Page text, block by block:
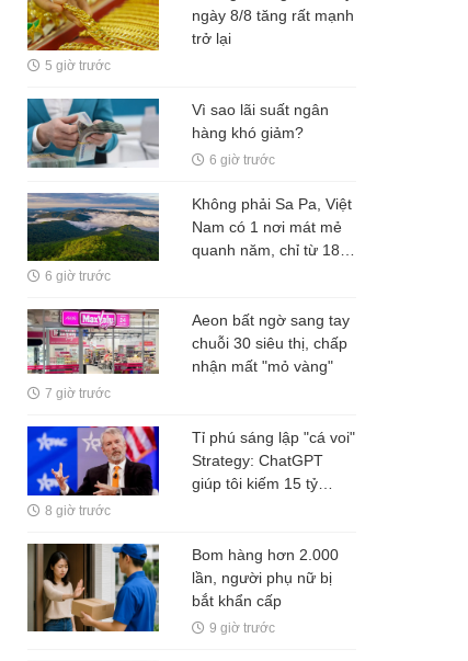
ngày 8/8 tăng rất mạnh
trở lại
5 giờ trước
Vì sao lãi suất ngân
hàng khó giảm?
6 giờ trước
Không phải Sa Pa, Việt
Nam có 1 nơi mát mẻ
quanh năm, chỉ từ 18
loài lan
6 giờ trước
Aeon bất ngờ sang tay
chuỗi 30 siêu thị, chấp
nhận mất "mỏ vàng"
7 giờ trước
Tỉ phú sáng lập "cá voi"
Strategy: ChatGPT
giúp tôi kiếm 15 tỷ
8 giờ trước
Bom hàng hơn 2.000
lần, người phụ nữ bị
bắt khẩn cấp
9 giờ trước